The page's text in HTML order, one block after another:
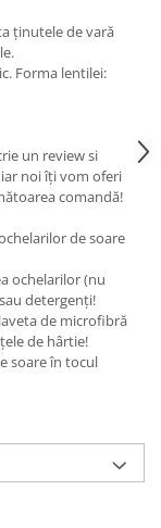
ținutele de vară
Forma lentilei:
un review si
noi îți vom oferi
comandă!
de soare
ochelarilor (nu
detergenți!
de microfibră
de hârtie!
soare în tocul